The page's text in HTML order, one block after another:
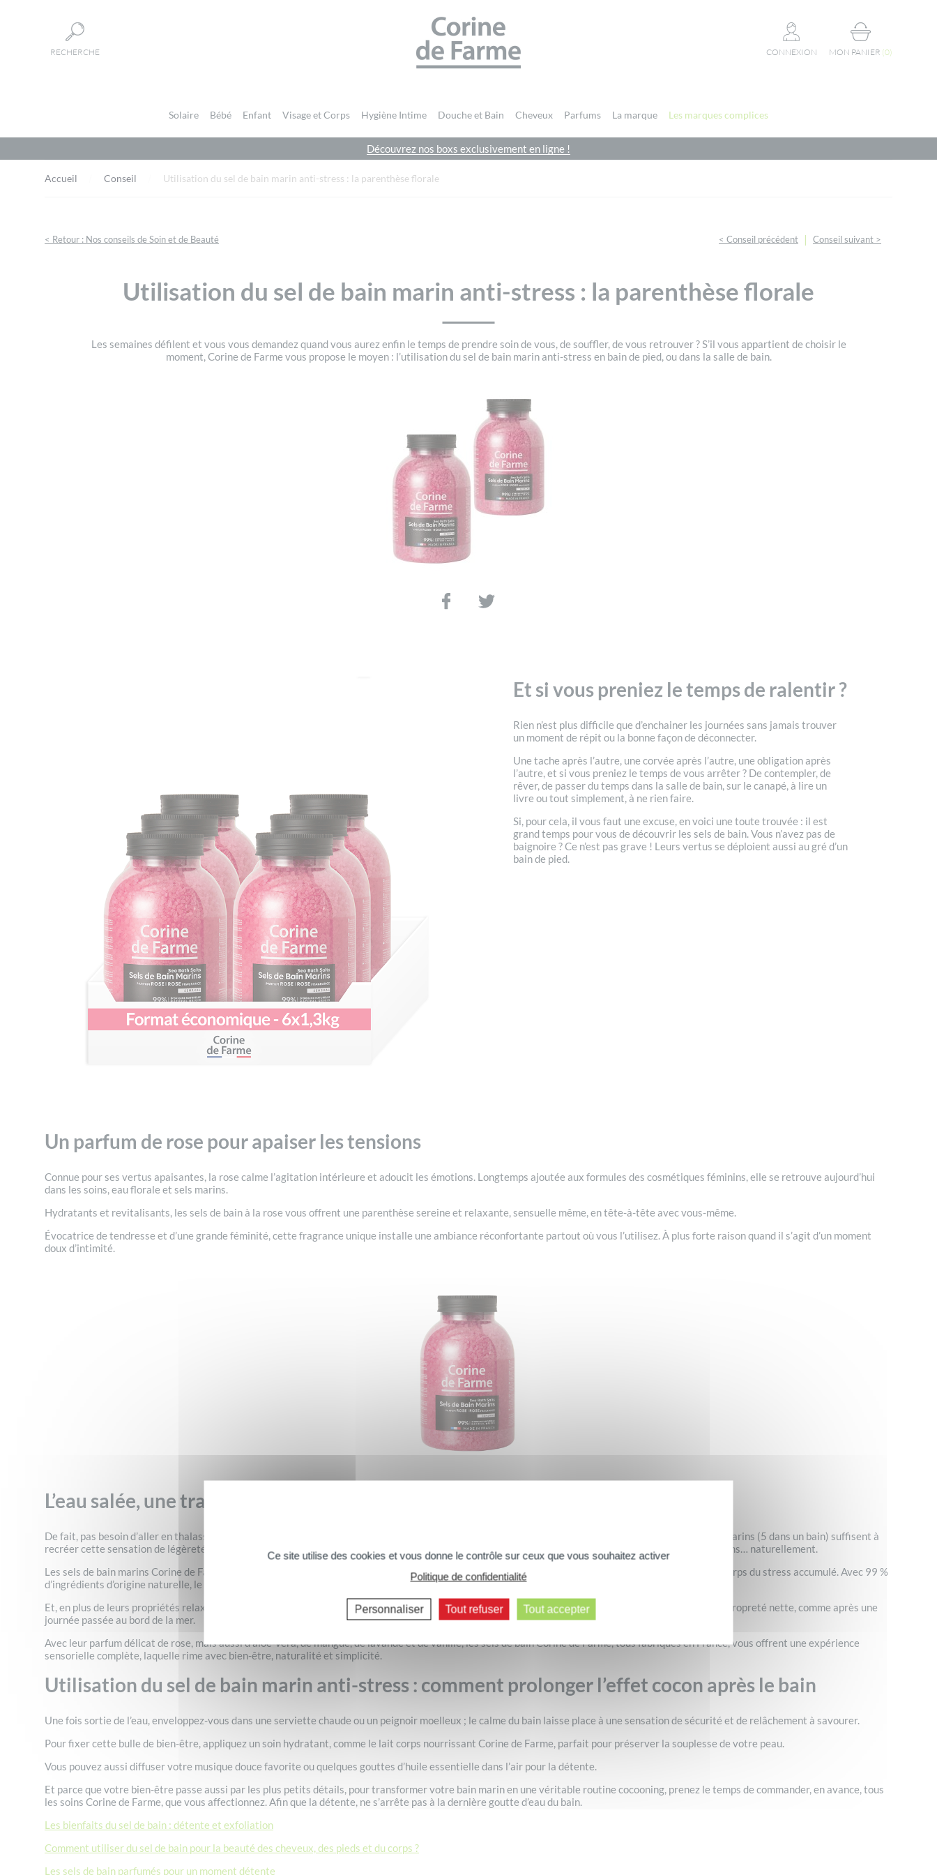
RECHERCHE
CORINE DE FARME SITE OFFICIEL
CONNEXION MON PANIER (0)
Solaire Bébé Enfant Visage et Corps Hygiène Intime Douche et Bain Cheveux Parfums La marque Les marques complices
Découvrez nos boxs exclusivement en ligne !
Accueil Conseil Utilisation du sel de bain marin anti-stress : la parenthèse florale
< Retour : Nos conseils de Soin et de Beauté < Conseil précédent | Conseil suivant >
Utilisation du sel de bain marin anti-stress : la parenthèse florale
Les semaines défilent et vous vous demandez quand vous aurez enfin le temps de prendre soin de vous, de souffler, de vous retrouver ? S’il vous appartient de choisir le
moment, Corine de Farme vous propose le moyen : l’utilisation du sel de bain marin anti-stress en bain de pied, ou dans la salle de bain.
Et si vous preniez le temps de ralentir ?
Rien n’est plus difficile que d’enchainer les journées sans jamais trouver
un moment de répit ou la bonne façon de déconnecter.
Une tache après l’autre, une corvée après l’autre, une obligation après
l’autre, et si vous preniez le temps de vous arrêter ? De contempler, de
rêver, de passer du temps dans la salle de bain, sur le canapé, à lire un
livre ou tout simplement, à ne rien faire.
Si, pour cela, il vous faut une excuse, en voici une toute trouvée : il est
grand temps pour vous de découvrir les sels de bain. Vous n’avez pas de
baignoire ? Ce n’est pas grave ! Leurs vertus se déploient aussi au gré d’un
bain de pied.
Un parfum de rose pour apaiser les tensions
Connue pour ses vertus apaisantes, la rose calme l’agitation intérieure et adoucit les émotions. Longtemps ajoutée aux formules des cosmétiques féminins, elle se retrouve aujourd’hui
dans les soins, eau florale et sels marins.
Hydratants et revitalisants, les sels de bain à la rose vous offrent une parenthèse sereine et relaxante, sensuelle même, en tête-à-tête avec vous-même.
Évocatrice de tendresse et d’une grande féminité, cette fragrance unique installe une ambiance réconfortante partout où vous l’utilisez. À plus forte raison quand il s’agit d’un moment
doux d’intimité.
L’eau salée, une tradition bien-être aux origines marines
De fait, pas besoin d’aller en thalasso pour profiter des bienfaits de la mer ! Chez vous, dans le calme de votre salle de bain, quelques bouchons de sels marins (5 dans un bain) suffisent à
recréer cette sensation de légèreté. Utilisés depuis l’Antiquité pour détendre et purifier, les bains salés restent une valeur sûre pour relâcher les tensions… naturellement.
Les sels de bain marins Corine de Farme contiennent du sel enrichi en minéraux qui aident à délasser les muscles, améliorer la circulation et libérer le corps du stress accumulé. Avec 99 %
d’ingrédients d’origine naturelle, le bain devient un moment de déconnexion simple et apaisant.
Et, en plus de leurs propriétés relaxantes, les sels marins participent à la beauté de la peau en la débarrassant de ses impuretés pour une sensation de propreté nette, comme après une
journée passée au bord de la mer.
Avec leur parfum délicat de rose, mais aussi d’aloe-vera, de mangue, de lavande et de vanille, les sels de bain Corine de Farme, tous fabriqués en France, vous offrent une expérience
sensorielle complète, laquelle rime avec bien-être, naturalité et simplicité.
Utilisation du sel de bain marin anti-stress : comment prolonger l’effet cocon après le bain
Une fois sortie de l’eau, enveloppez-vous dans une serviette chaude ou un peignoir moelleux ; le calme du bain laisse place à une sensation de sécurité et de relâchement à savourer.
Pour fixer cette bulle de bien-être, appliquez un soin hydratant, comme le lait corps nourrissant Corine de Farme, parfait pour préserver la souplesse de votre peau.
Vous pouvez aussi diffuser votre musique douce favorite ou quelques gouttes d’huile essentielle dans l’air pour la détente.
Et parce que votre bien-être passe aussi par les plus petits détails, pour transformer votre bain marin en une véritable routine cocooning, prenez le temps de commander, en avance, tous
les soins Corine de Farme, que vous affectionnez. Afin que la détente, ne s’arrête pas à la dernière goutte d’eau du bain.
Les bienfaits du sel de bain : détente et exfoliation
Comment utiliser du sel de bain pour la beauté des cheveux, des pieds et du corps ?
Les sels de bain parfumés pour un moment détente
Ce site utilise des cookies et vous donne le contrôle sur ceux que vous souhaitez activer
Politique de confidentialité
Personnaliser Tout refuser Tout accepter